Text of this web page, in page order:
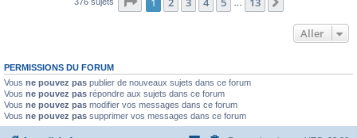
Aller
PERMISSIONS DU FORUM
Vous ne pouvez pas publier de nouveaux sujets dans ce forum
Vous ne pouvez pas répondre aux sujets dans ce forum
Vous ne pouvez pas modifier vos messages dans ce forum
Vous ne pouvez pas supprimer vos messages dans ce forum